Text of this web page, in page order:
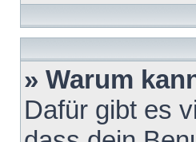
» Warum
Dafür gibt es